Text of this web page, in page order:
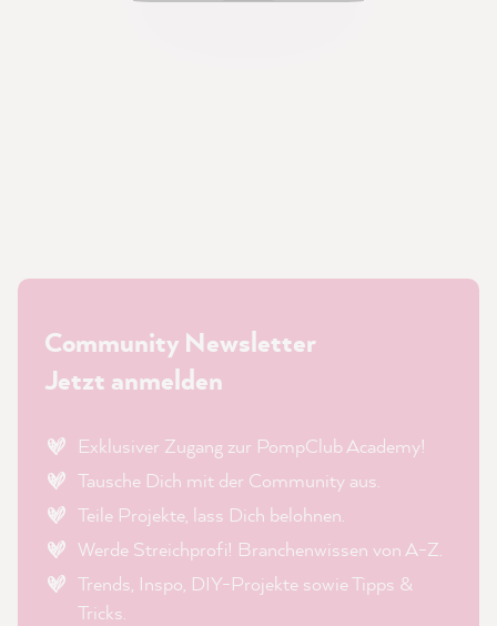
Community Newsletter
Jetzt anmelden
Exklusiver Zugang zur PompClub Academy!
Tausche Dich mit der Community aus.
Teile Projekte, lass Dich belohnen.
Werde Streichprofi! Branchenwissen von A-Z.
Trends, Inspo, DIY-Projekte sowie Tipps &
Tricks.